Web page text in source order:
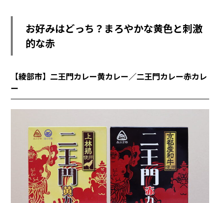
お好みはどっち？まろやかな黄色と刺激
的な赤
【綾部市】二王門カレー黄カレー／二王門カレー赤カレ
ー